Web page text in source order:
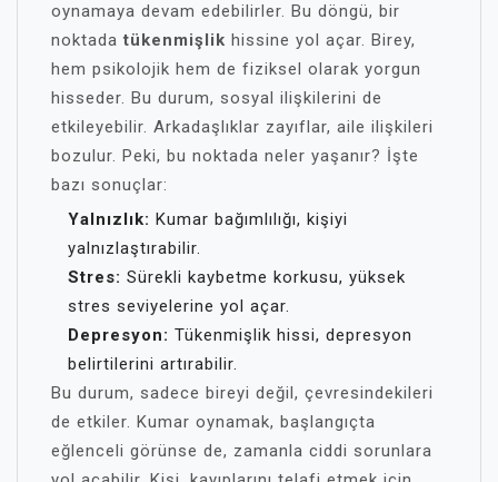
oynamaya devam edebilirler. Bu döngü, bir
noktadatükenmişlik hissine yol açar. Birey,
hem psikolojik hem de fiziksel olarak yorgun
hisseder. Bu durum, sosyal ilişkilerini de
etkileyebilir. Arkadaşlıklar zayıflar, aile ilişkileri
bozulur. Peki, bu noktada neler yaşanır? İşte
bazı sonuçlar:
Yalnızlık: Kumar bağımlılığı, kişiyi
yalnızlaştırabilir.
Stres: Sürekli kaybetme korkusu, yüksek
stres seviyelerine yol açar.
Depresyon: Tükenmişlik hissi, depresyon
belirtilerini artırabilir.
Bu durum, sadece bireyi değil, çevresindekileri
de etkiler. Kumar oynamak, başlangıçta
eğlenceli görünse de, zamanla ciddi sorunlara